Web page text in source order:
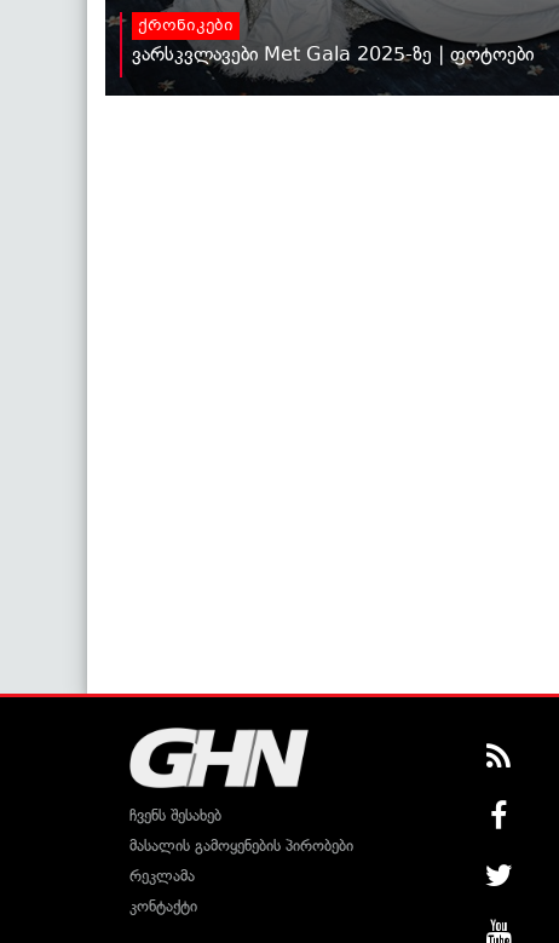
ქრონიკები
ვარსკვლავები Met Gala 2025-ზე | ფოტოები
ჩვენს შესახებ
მასალის გამოყენების პირობები
რეკლამა
კონტაქტი